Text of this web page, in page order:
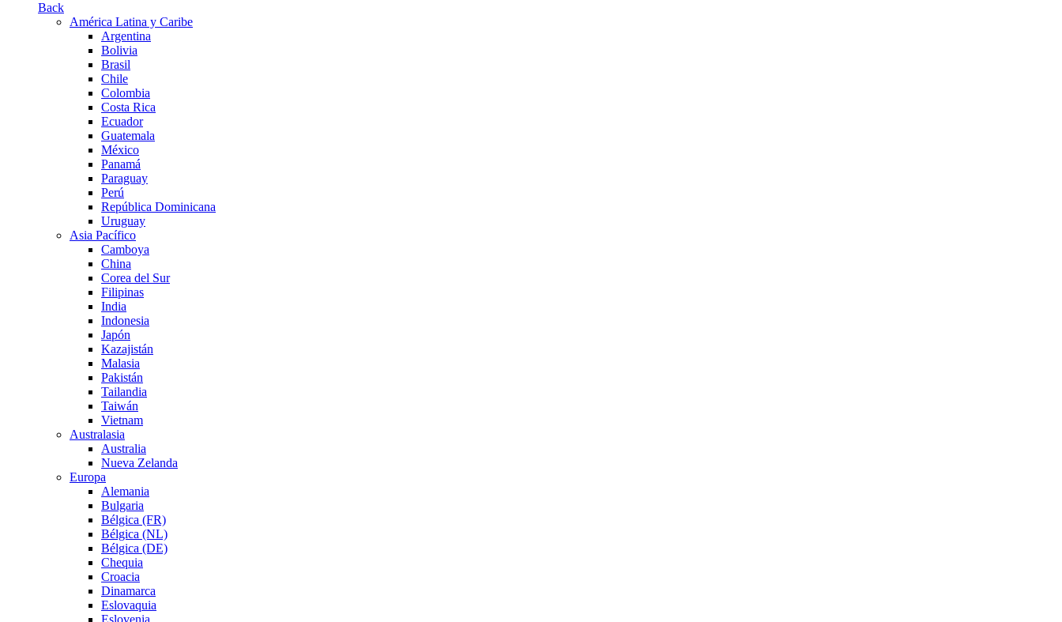
Back
América Latina y Caribe
Argentina
Bolivia
Brasil
Chile
Colombia
Costa Rica
Ecuador
Guatemala
México
Panamá
Paraguay
Perú
República Dominicana
Uruguay
Asia Pacífico
Camboya
China
Corea del Sur
Filipinas
India
Indonesia
Japón
Kazajistán
Malasia
Pakistán
Tailandia
Taiwán
Vietnam
Australasia
Australia
Nueva Zelanda
Europa
Alemania
Bulgaria
Bélgica (FR)
Bélgica (NL)
Bélgica (DE)
Chequia
Croacia
Dinamarca
Eslovaquia